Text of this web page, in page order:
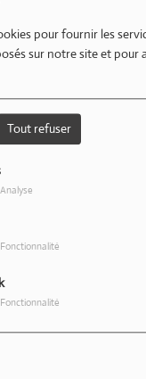
pour fournir les
sur notre site et pour
Tout refuser